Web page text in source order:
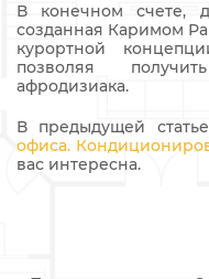
В конечном счете,
созданная Каримом
курортной
позволяя
афродизиака.
В предыдущей
офиса.
вас интересна.